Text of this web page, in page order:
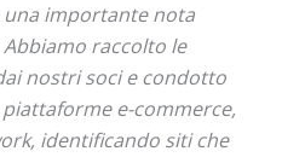
importante nota
raccolto le
nostri soci e condotto
e-commerce,
identificando siti che